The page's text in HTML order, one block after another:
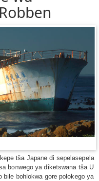
tša Japane di sepelasepela
bonwego ya diketswana tša U
bohlokwa gore polokego ya